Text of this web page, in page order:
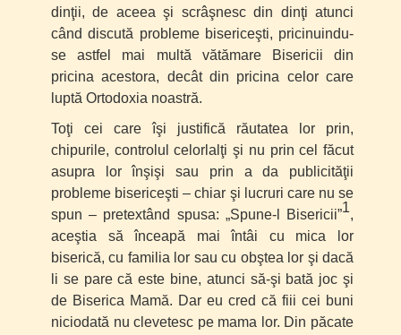
dinţii, de aceea şi scrâşnesc din dinţi atunci
când discută probleme bisericeşti, pricinuindu-
se astfel mai multă vătămare Bisericii din
pricina acestora, decât din pricina celor care
luptă Ortodoxia noastră.
Toţi cei care îşi justifică răutatea lor prin,
chipurile, controlul celorlalţi şi nu prin cel făcut
asupra lor înşişi sau prin a da publicităţii
probleme bisericeşti – chiar şi lucruri care nu se
spun – pretextând spusa: „Spune-l Bisericii”1,
aceştia să înceapă mai întâi cu mica lor
biserică, cu familia lor sau cu obştea lor şi dacă
li se pare că este bine, atunci să-şi bată joc şi
de Biserica Mamă. Dar eu cred că fiii cei buni
niciodată nu clevetesc pe mama lor. Din păcate